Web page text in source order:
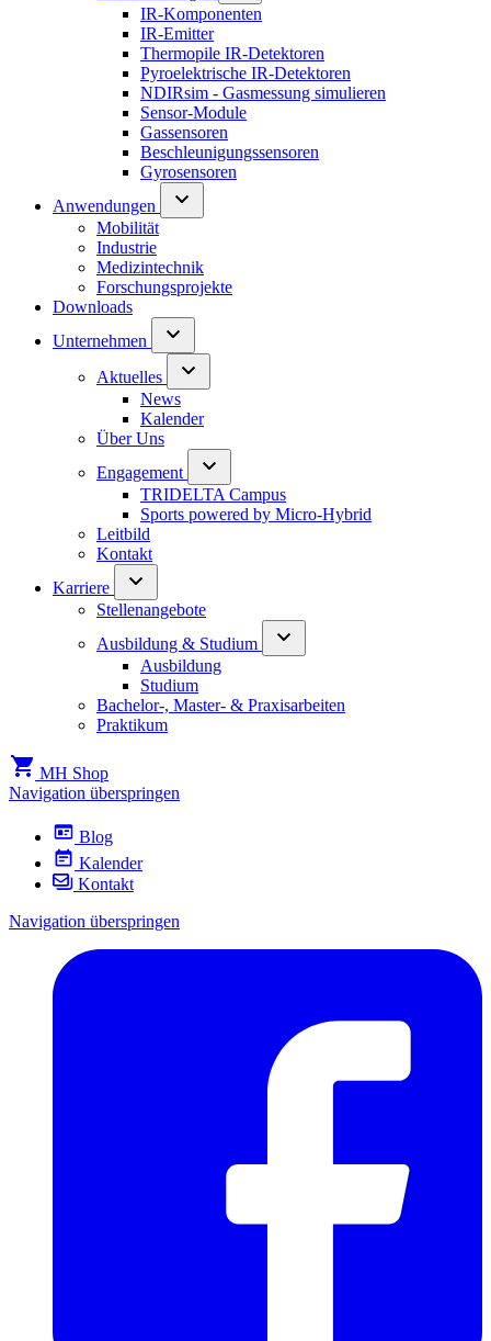
IR-Komponenten
IR-Emitter
Thermopile IR-Detektoren
Pyroelektrische IR-Detektoren
NDIRsim - Gasmessung simulieren
Sensor-Module
Gassensoren
Beschleunigungssensoren
Gyrosensoren
Anwendungen
Mobilität
Industrie
Medizintechnik
Forschungsprojekte
Downloads
Unternehmen
Aktuelles
News
Kalender
Über Uns
Engagement
TRIDELTA Campus
Sports powered by Micro-Hybrid
Leitbild
Kontakt
Karriere
Stellenangebote
Ausbildung & Studium
Ausbildung
Studium
Bachelor-, Master- & Praxisarbeiten
Praktikum
MH Shop
Navigation überspringen
Blog
Kalender
Kontakt
Navigation überspringen